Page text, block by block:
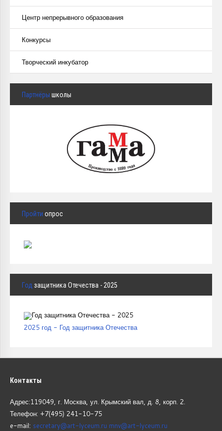
Центр непрерывного образования
Конкурсы
Творческий инкубатор
Партнёры школы
Пройти опрос
Год защитника Отечества - 2025
2025 год - Год защитника Отечества
Контакты
Адрес:119049, г. Москва, ул. Крымский вал, д. 8, корп. 2.
Телефон: +7(495) 241-10-75
e-mail: secretary@art-lyceum.ru mnv@art-lyceum.ru